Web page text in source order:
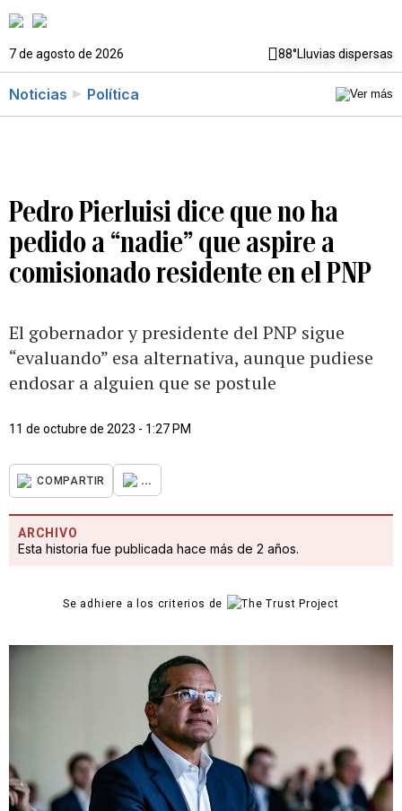
7 de agosto de 2026 88°Lluvias dispersas
Noticias Política
Pedro Pierluisi dice que no ha
pedido a “nadie” que aspire a
comisionado residente en el PNP
El gobernador y presidente del PNP sigue
“evaluando” esa alternativa, aunque pudiese
endosar a alguien que se postule
11 de octubre de 2023 - 1:27 PM
COMPARTIR ...
ARCHIVO
Esta historia fue publicada hace más de 2 años.
Se adhiere a los criterios de